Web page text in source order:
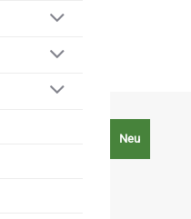
Neu